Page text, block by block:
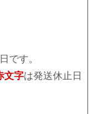
です。
文字は発送休止日